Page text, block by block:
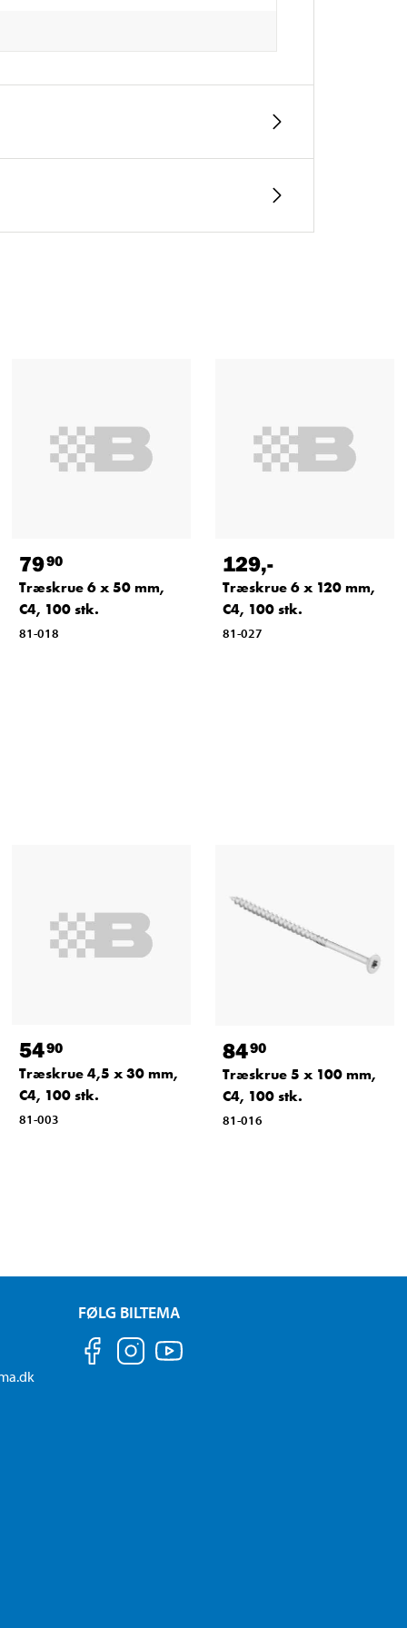
7990
Træskrue 6 x 50 mm,
C4, 100 stk.
81-018
129,-
Træskrue 6 x 120 mm,
C4, 100 stk.
81-027
5490
Træskrue 4,5 x 30 mm,
C4, 100 stk.
81-003
8490
Træskrue 5 x 100 mm,
C4, 100 stk.
81-016
FØLG BILTEMA